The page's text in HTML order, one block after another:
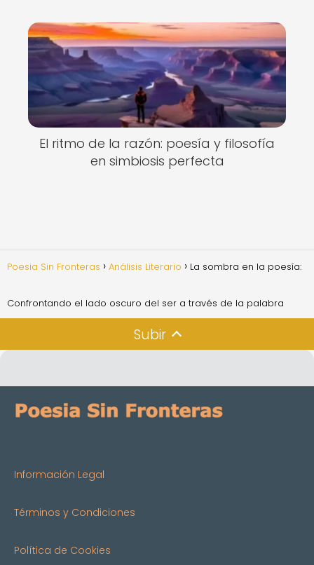
El ritmo de la razón: poesía y filosofía
en simbiosis perfecta
Poesia Sin Fronteras Análisis Literario La sombra en la poesía:
Confrontando el lado oscuro del ser a través de la palabra
Subir
Información Legal
Términos y Condiciones
Política de Cookies